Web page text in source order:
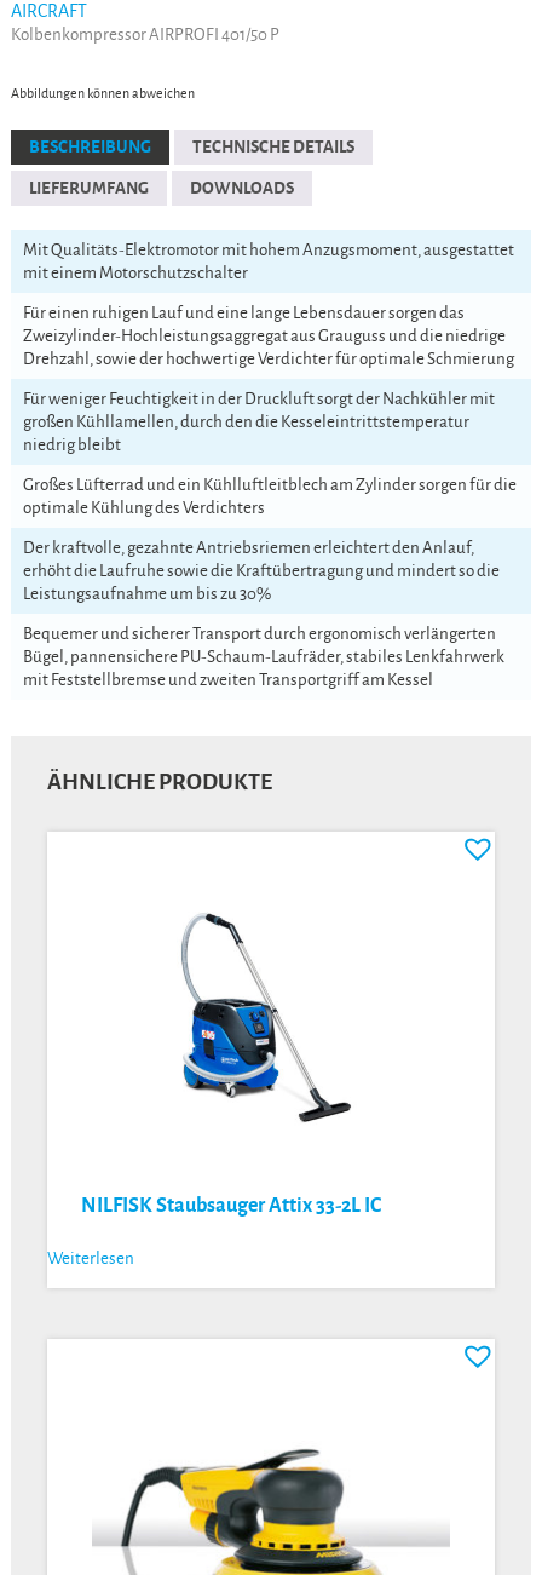
AIRCRAFT
Kolbenkompressor AIRPROFI 401/50 P
Abbildungen können abweichen
BESCHREIBUNG TECHNISCHE DETAILS
LIEFERUMFANG DOWNLOADS
Mit Qualitäts-Elektromotor mit hohem Anzugsmoment, ausgestattet
mit einem Motorschutzschalter
Für einen ruhigen Lauf und eine lange Lebensdauer sorgen das
Zweizylinder-Hochleistungsaggregat aus Grauguss und die niedrige
Drehzahl, sowie der hochwertige Verdichter für optimale Schmierung
Für weniger Feuchtigkeit in der Druckluft sorgt der Nachkühler mit
großen Kühllamellen, durch den die Kesseleintrittstemperatur
niedrig bleibt
Großes Lüfterrad und ein Kühlluftleitblech am Zylinder sorgen für die
optimale Kühlung des Verdichters
Der kraftvolle, gezahnte Antriebsriemen erleichtert den Anlauf,
erhöht die Laufruhe sowie die Kraftübertragung und mindert so die
Leistungsaufnahme um bis zu 30%
Bequemer und sicherer Transport durch ergonomisch verlängerten
Bügel, pannensichere PU-Schaum-Laufräder, stabiles Lenkfahrwerk
mit Feststellbremse und zweiten Transportgriff am Kessel
ÄHNLICHE PRODUKTE
NILFISK Staubsauger Attix 33-2L IC
Weiterlesen